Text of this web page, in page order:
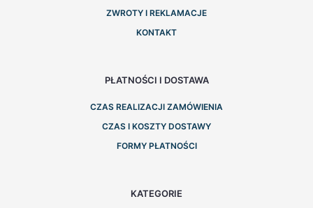
ZWROTY I REKLAMACJE
KONTAKT
PŁATNOŚCI I DOSTAWA
CZAS REALIZACJI ZAMÓWIENIA
CZAS I KOSZTY DOSTAWY
FORMY PŁATNOŚCI
KATEGORIE